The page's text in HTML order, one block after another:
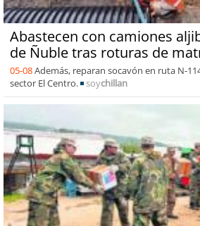
Abastecen con camiones
de Ñuble tras roturas de
05-08Además, reparan socavón en ruta N-
sector El Centro.
soychillan